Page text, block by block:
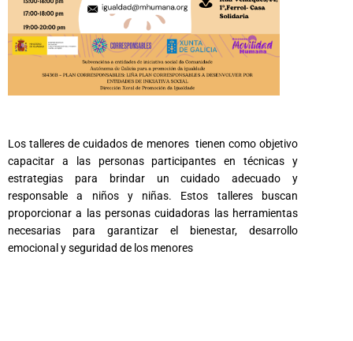
Los talleres de cuidados de menores tienen como objetivo
capacitar a las personas participantes en técnicas y
estrategias para brindar un cuidado adecuado y
responsable a niños y niñas. Estos talleres buscan
proporcionar a las personas cuidadoras las herramientas
necesarias para garantizar el bienestar, desarrollo
emocional y seguridad de los menores